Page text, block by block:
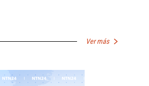
Ver más